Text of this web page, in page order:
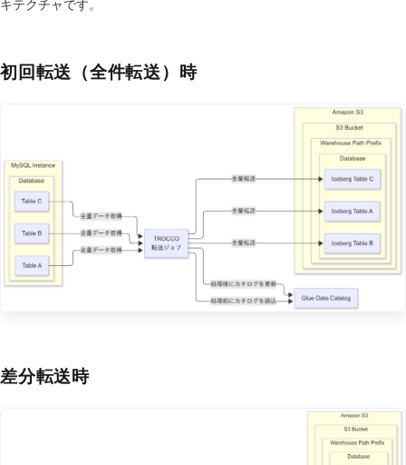
キテクチャです。
初回転送（全件転送）時
差分転送時